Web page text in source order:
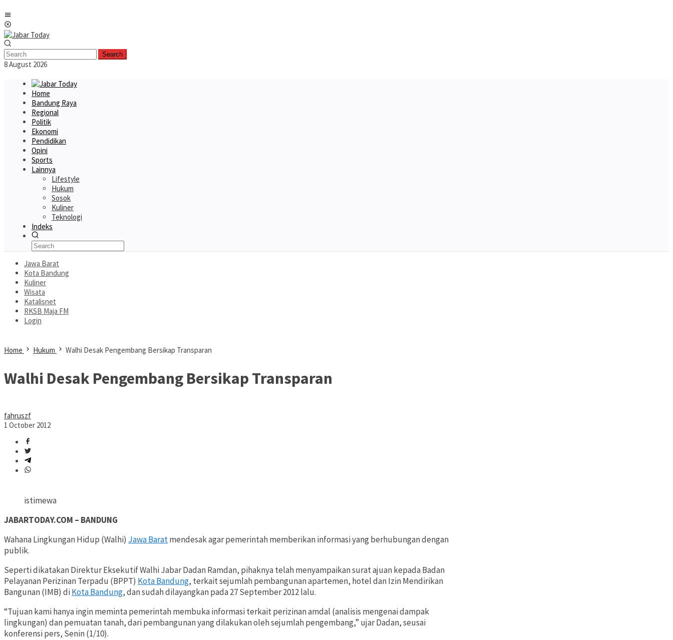
to
content
Search
8 August 2026
Home
Bandung Raya
Regional
Politik
Ekonomi
Pendidikan
Opini
Sports
Lainnya
Lifestyle
Hukum
Sosok
Kuliner
Teknologi
Indeks
Jawa Barat
Kota Bandung
Kuliner
Wisata
Katalisnet
RKSB Maja FM
Login
Home Hukum Walhi Desak Pengembang Bersikap Transparan
Walhi Desak Pengembang Bersikap Transparan
fahruszf
1 October 2012
istimewa
JABARTODAY.COM – BANDUNG
Wahana Lingkungan Hidup (Walhi) Jawa Baratmendesak agar pemerintah memberikan informasi yang berhubungan dengan
publik.
Seperti dikatakan Direktur Eksekutif Walhi Jabar Dadan Ramdan, pihaknya telah menyampaikan surat ajuan kepada Badan
Pelayanan Perizinan Terpadu (BPPT) Kota Bandung, terkait sejumlah pembangunan apartemen, hotel dan Izin Mendirikan
Bangunan (IMB) diKota Bandung, dan sudah dilayangkan pada 27 September 2012 lalu.
“Tujuan kami hanya ingin meminta pemerintah membuka informasi terkait perizinan amdal (analisis mengenai dampak
lingkungan) dan pemuatan tanah, dari pembangunan yang dilakukan oleh sejumlah pengembang,” ujar Dadan, seusai
konferensi pers, Senin (1/10).